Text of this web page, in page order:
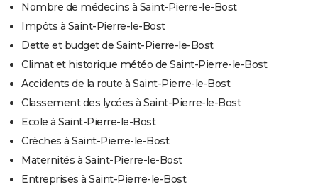
Nombre de médecins à Saint-Pierre-le-Bost
Impôts à Saint-Pierre-le-Bost
Dette et budget de Saint-Pierre-le-Bost
Climat et historique météo de Saint-Pierre-le-Bost
Accidents de la route à Saint-Pierre-le-Bost
Classement des lycées à Saint-Pierre-le-Bost
Ecole à Saint-Pierre-le-Bost
Crèches à Saint-Pierre-le-Bost
Maternités à Saint-Pierre-le-Bost
Entreprises à Saint-Pierre-le-Bost